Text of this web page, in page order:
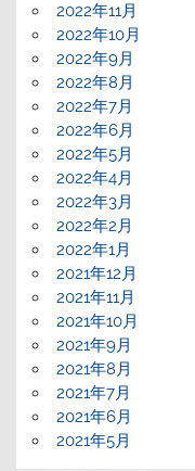
2022年11月
2022年10月
2022年9月
2022年8月
2022年7月
2022年6月
2022年5月
2022年4月
2022年3月
2022年2月
2022年1月
2021年12月
2021年11月
2021年10月
2021年9月
2021年8月
2021年7月
2021年6月
2021年5月